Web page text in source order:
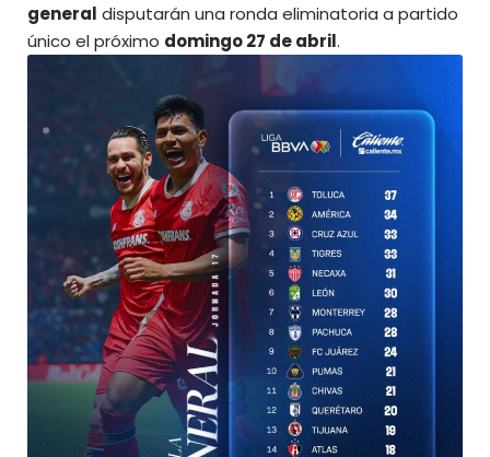
general disputarán una ronda eliminatoria a partido
único el próximo domingo 27 de abril.